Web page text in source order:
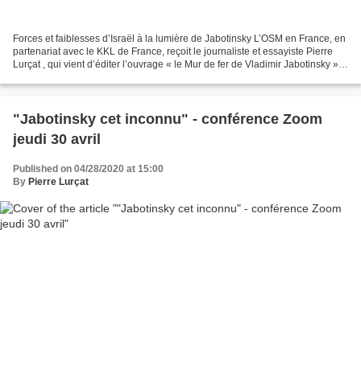
Forces et faiblesses d’Israël à la lumière de Jabotinsky L’OSM en France, en
partenariat avec le KKL de France, reçoit le journaliste et essayiste Pierre
Lurçat , qui vient d’éditer l’ouvrage « le Mur de fer de Vladimir Jabotinsky »,
"Jabotinsky cet inconnu" - conférence Zoom
jeudi 30 avril
Published on 04/28/2020 at 15:00
By Pierre Lurçat